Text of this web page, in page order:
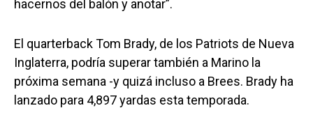
hacernos del balón y anotar”.
El quarterback Tom Brady, de los Patriots de Nueva
Inglaterra, podría superar también a Marino la
próxima semana -y quizá incluso a Brees. Brady ha
lanzado para 4,897 yardas esta temporada.